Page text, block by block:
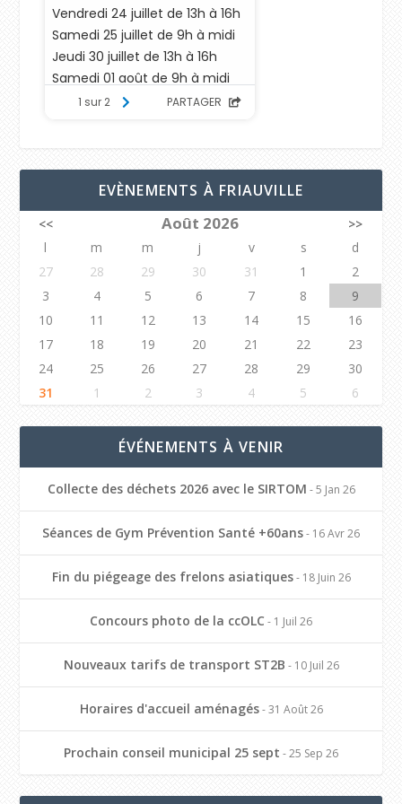
EVÈNEMENTS À FRIAUVILLE
<< Août 2026
>>
l
m m j v s
d
27
28 29 30 31 1
2
3
4 5 6 7 8
9
10
11 12 13 14 15
16
17
18 19 20 21 22
23
24
25 26 27 28 29
30
31
1 2 3 4 5 6
ÉVÉNEMENTS À VENIR
Collecte des déchets 2026 avec le SIRTOM - 5 Jan 26
Séances de Gym Prévention Santé +60ans- 16 Avr 26
Fin du piégeage des frelons asiatiques- 18 Juin 26
Concours photo de la ccOLC - 1 Juil 26
Nouveaux tarifs de transport ST2B - 10 Juil 26
Horaires d'accueil aménagés- 31 Août 26
Prochain conseil municipal 25 sept - 25 Sep 26